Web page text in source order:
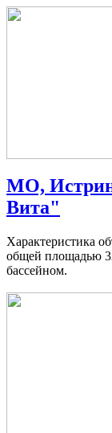
МО,
Вита"
Характеристика
общей площадью
бассейном.